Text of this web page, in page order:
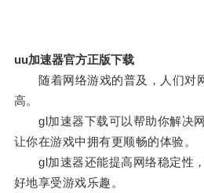
uu加速器官方正版下载
随着网络游戏的普及，人们对
高。
gl加速器下载可以帮助你解决网
让你在游戏中拥有更顺畅的体验。
gl加速器还能提高网络稳定性，
好地享受游戏乐趣。